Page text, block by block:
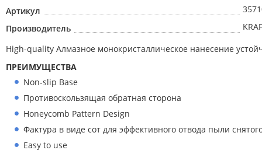
Артикул
Производитель
High-quality Алмазное монокристаллическое нанесение
ПРЕИМУЩЕСТВА
Non-slip Base
Противоскользящая обратная сторона
Honeycomb Pattern Design
Фактура в виде сот для эффективного отвода пыли
Easy to use